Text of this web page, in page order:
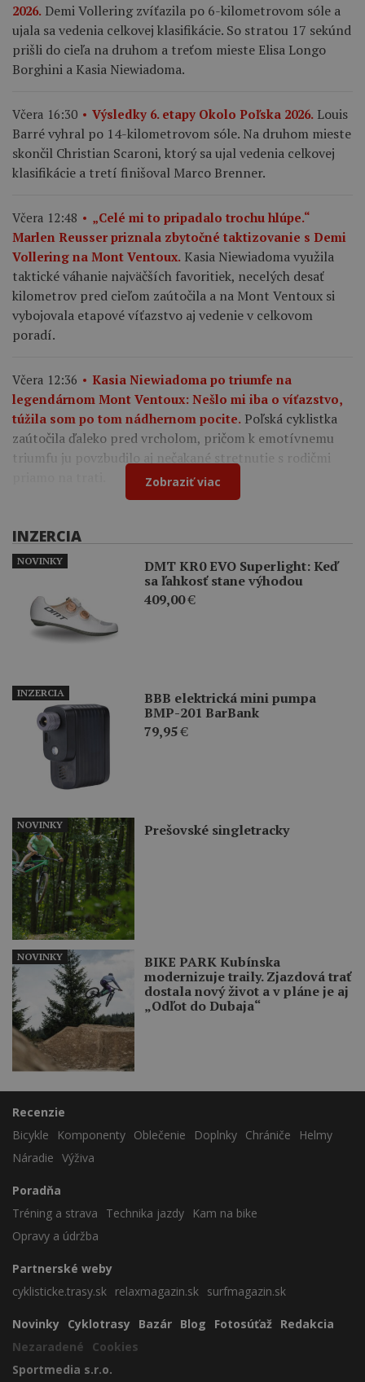
2026. Demi Vollering zvíťazila po 6-kilometrovom sóle a
ujala sa vedenia celkovej klasifikácie. So stratou 17 sekúnd
prišli do cieľa na druhom a treťom mieste Elisa Longo
Borghini a Kasia Niewiadoma.
Včera 16:30 Výsledky 6. etapy Okolo Poľska 2026. Louis
Barré vyhral po 14-kilometrovom sóle. Na druhom mieste
skončil Christian Scaroni, ktorý sa ujal vedenia celkovej
klasifikácie a tretí finišoval Marco Brenner.
Včera 12:48
„Celé mi to pripadalo trochu hlúpe.“
Marlen Reusser priznala zbytočné taktizovanie s Demi
Vollering na Mont Ventoux. Kasia Niewiadoma využila
taktické váhanie najväčších favoritiek, necelých desať
kilometrov pred cieľom zaútočila a na Mont Ventoux si
vybojovala etapové víťazstvo aj vedenie v celkovom
poradí.
Včera 12:36
Kasia Niewiadoma po triumfe na
legendárnom Mont Ventoux: Nešlo mi iba o víťazstvo,
túžila som po tom nádhernom pocite. Poľská cyklistka
zaútočila ďaleko pred vrcholom, pričom k emotívnemu
triumfu ju povzbudilo aj nečakané stretnutie s rodičmi
Zobraziť viac
INZERCIA
DMT KR0 EVO Superlight: Keď
sa ľahkosť stane výhodou
409,00€
NOVINKY
BBB elektrická mini pumpa
BMP-201 BarBank
79,95€
INZERCIA
Prešovské singletracky
NOVINKY
BIKE PARK Kubínska
modernizuje traily. Zjazdová trať
dostala nový život a v pláne je aj
„Odľot do Dubaja“
NOVINKY
Recenzie
Bicykle
Komponenty Oblečenie Doplnky Chrániče
Helmy
Náradie Výživa
Poradňa
Tréning a strava
Technika jazdy
Kam na bike
Opravy a údržba
Partnerské weby
cyklisticke.trasy.sk relaxmagazin.sk surfmagazin.sk
Novinky Cyklotrasy Bazár Blog Fotosúťaž Redakcia
Nezaradené
Cookies
Sportmedia s.r.o.